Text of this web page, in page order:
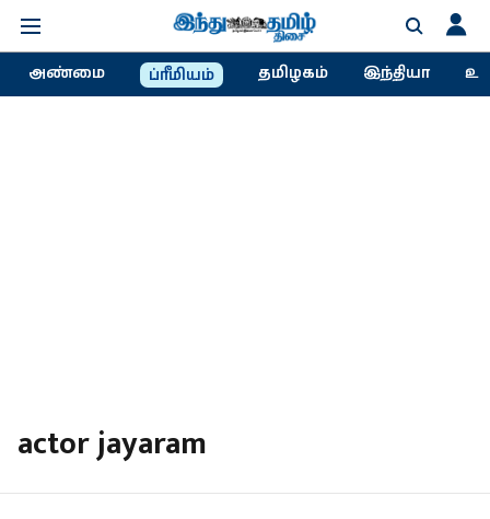
அண்மை ப்ரீமியம் தமிழகம் இந்தியா
actor jayaram